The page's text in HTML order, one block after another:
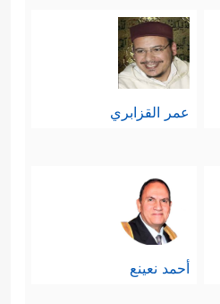
عمر القزابري
أحمد نعينع